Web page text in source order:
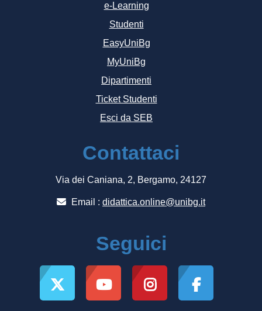
e-Learning
Studenti
EasyUniBg
MyUniBg
Dipartimenti
Ticket Studenti
Esci da SEB
Contattaci
Via dei Caniana, 2, Bergamo, 24127
Email : didattica.online@unibg.it
Seguici